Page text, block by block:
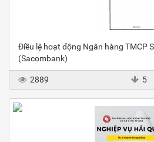
Điều lệ hoạt động Ngân hàng TMCP
(Sacombank)
2889 5